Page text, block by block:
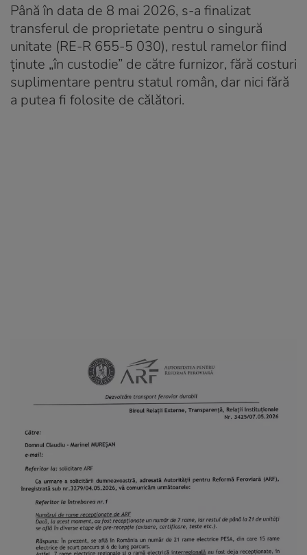
Până în data de 8 mai 2026, s-a finalizat
transferul de proprietate pentru o singură
unitate (RE-R 655-5 030), restul ramelor fiind
ținute „în custodie” de către furnizor, fără costuri
suplimentare pentru statul român, dar nici fără
a putea fi folosite de călători.